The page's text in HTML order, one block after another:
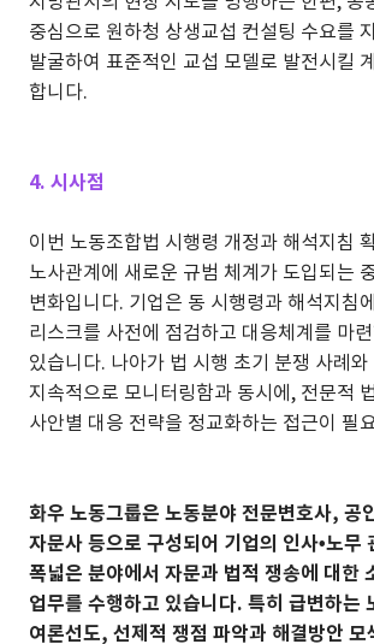
중심으로 원하청 상생교섭 컨설팅 수요를
발굴하여 표준적인 교섭 모델로 발전시킬
합니다.
4. 시사점
이번 노동조합법 시행령 개정과 해석지침
노사관계에 새로운 규범 체계가 도입되는
변화입니다. 기업은 동 시행령과 해석지침
리스크를 사전에 점검하고 대응체계를 마
있습니다. 나아가 법 시행 초기 분쟁 사례
지속적으로 모니터링함과 동시에, 전문적
사안별 대응 전략을 정교화하는 접근이 필
화우 노동그룹은 노동분야 전문변호사, 공
자문사 등으로 구성되어 기업의 인사•노무
폭넓은 분야에서 자문과 법적 쟁송에 대한
업무를 수행하고 있습니다. 특히 급변하는
여론선도, 선제적 쟁점 파악과 해결방안 모